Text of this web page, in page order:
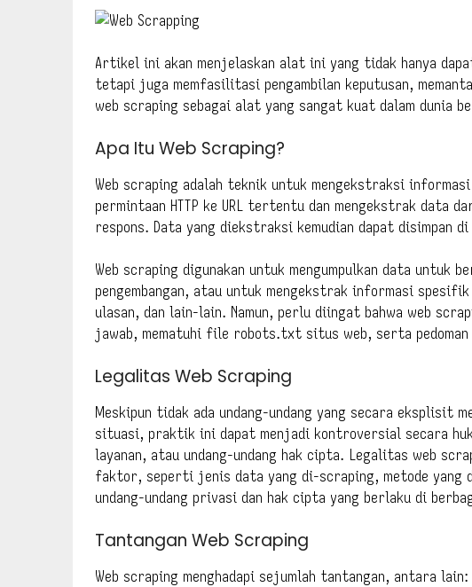
Artikel ini akan menjelaskan alat ini yang tidak hanya
tetapi juga memfasilitasi pengambilan keputusan,
web scraping sebagai alat yang sangat kuat dalam dunia
Apa Itu Web Scraping?
Web scraping adalah teknik untuk mengekstraksi
permintaan HTTP ke URL tertentu dan mengekstrak data
respons. Data yang diekstraksi kemudian dapat
Web scraping digunakan untuk mengumpulkan data untuk
pengembangan, atau untuk mengekstrak informasi
ulasan, dan lain-lain. Namun, perlu diingat bahwa web
jawab, mematuhi file robots.txt situs web, serta
Legalitas Web Scraping
Meskipun tidak ada undang-undang yang secara eksplisit
situasi, praktik ini dapat menjadi kontroversial secara
layanan, atau undang-undang hak cipta. Legalitas web
faktor, seperti jenis data yang di-scraping, metode yang
undang-undang privasi dan hak cipta yang berlaku di
Tantangan Web Scraping
Web scraping menghadapi sejumlah tantangan, antara lain: